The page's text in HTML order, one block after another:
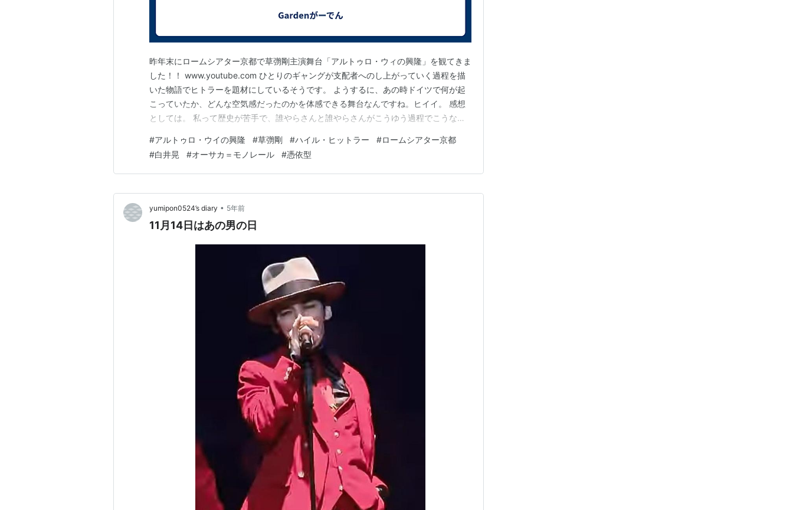
昨年末にロームシアター京都で草彅剛主演舞台「アルトゥロ・ウィの興隆」を観てきま
した！！ www.youtube.com ひとりのギャングが支配者へのし上がっていく過程を描
いた物語でヒトラーを題材にしているそうです。 ようするに、あの時ドイツで何が起
こっていたか、どんな空気感だったのかを体感できる舞台なんですね。ヒイイ。 感想
としては。 私って歴史が苦手で、誰やらさんと誰やらさんがこうゆう過程でこうなっ
す。 多分この舞台ではそれを簡素化してくれていると思うんですよ。 しかし、ヒトラ
ーの活躍の説明が劇中文章で見せてくださる…
#アルトゥロ・ウイの興隆 #草彅剛 #ハイル・ヒットラー #ロームシアター京都
#白井晃 #オーサカ＝モノレール #憑依型
yumipon0524’s diary • 5年前
11月14日はあの男の日